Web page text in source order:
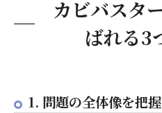
カビバスタ
ばれる3
1. 問題の全体像を把